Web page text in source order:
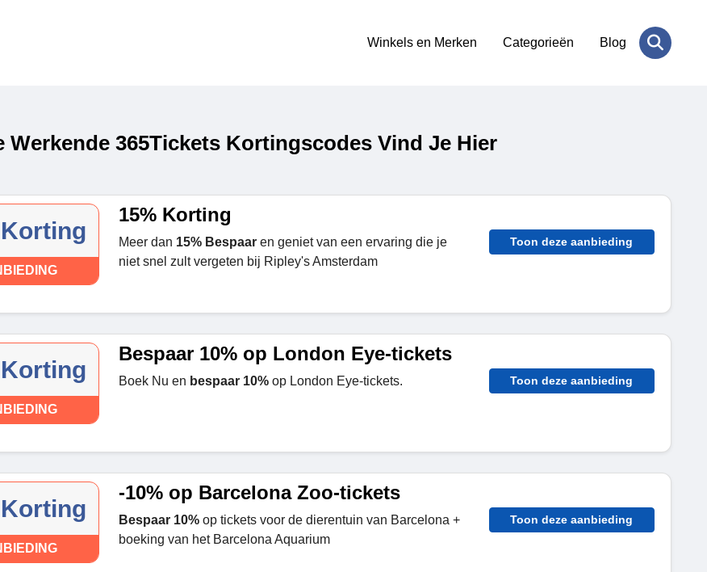
Winkels en Merken Categorieën Blog
Werkende 365Tickets Kortingscodes Vind Je Hier
15% Korting
Meer dan 15% Bespaar en geniet van een ervaring die je
niet snel zult vergeten bij Ripley's Amsterdam
Toon deze aanbieding
Bespaar 10% op London Eye-tickets
Boek Nu en bespaar 10%op London Eye-tickets. Toon deze aanbieding
-10% op Barcelona Zoo-tickets
Bespaar 10%op tickets voor de dierentuin van Barcelona +
boeking van het Barcelona Aquarium
Toon deze aanbieding